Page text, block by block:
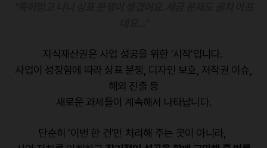
지식재산권은 사업 성공을 위한 '시작'입니다.
사업이 성장함에 따라 상표 분쟁, 디자인 보호, 저작권 이슈,
해외 진출 등
새로운 과제들이 계속해서 나타납니다.
단순히 '이번 한 건'만 처리해 주는 곳이 아니라,